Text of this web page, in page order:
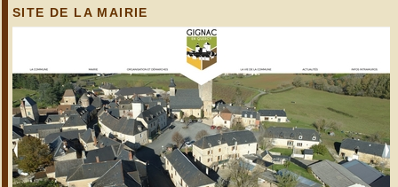
SITE DE LA MAIRIE